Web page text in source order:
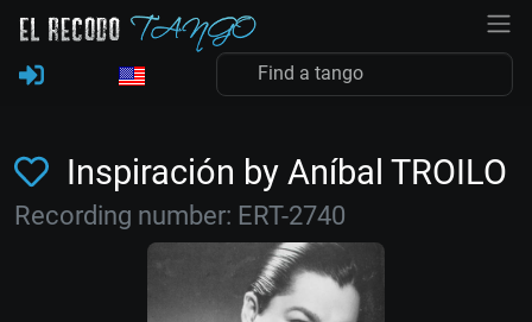
Inspiración by Aníbal TROILO
Recording number: ERT-2740